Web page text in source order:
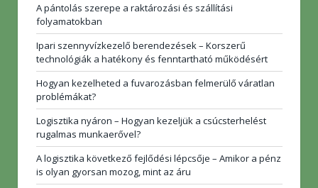
A pántolás szerepe a raktározási és szállítási
folyamatokban
Ipari szennyvízkezelő berendezések – Korszerű
technológiák a hatékony és fenntartható működésért
Hogyan kezelheted a fuvarozásban felmerülő váratlan
problémákat?
Logisztika nyáron – Hogyan kezeljük a csúcsterhelést
rugalmas munkaerővel?
A logisztika következő fejlődési lépcsője – Amikor a pénz
is olyan gyorsan mozog, mint az áru